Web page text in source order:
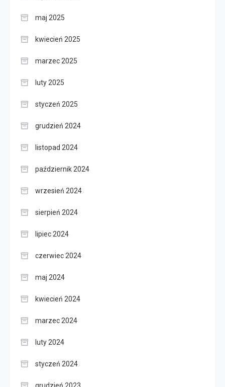
maj 2025
kwiecień 2025
marzec 2025
luty 2025
styczeń 2025
grudzień 2024
listopad 2024
październik 2024
wrzesień 2024
sierpień 2024
lipiec 2024
czerwiec 2024
maj 2024
kwiecień 2024
marzec 2024
luty 2024
styczeń 2024